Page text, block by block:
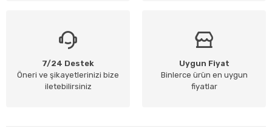
7/24 Destek
Öneri ve şikayetlerinizi bize
iletebilirsiniz
Uygun Fiyat
Binlerce ürün en uygun
fiyatlar